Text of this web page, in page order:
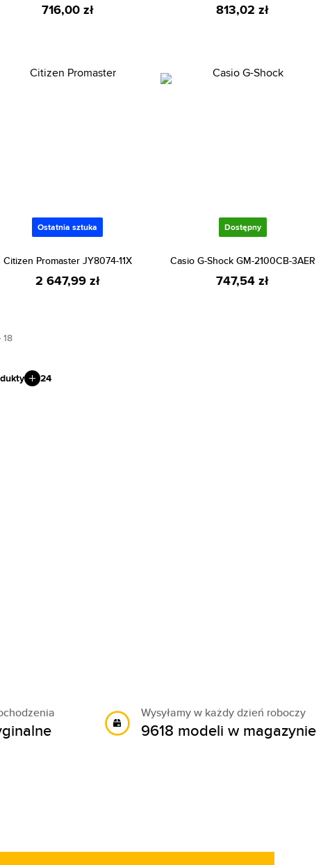
716,00 zł 813,02 zł
Ostatnia sztuka
Citizen Promaster JY8074-11X
2 647,99 zł
Dostępny
Casio G-Shock GM-2100CB-3AER
747,54 zł
18
24
Wysyłamy w każdy dzień roboczy
9618 modeli w magazynie